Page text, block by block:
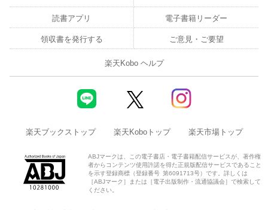
読書アプリ 電子書籍リーダー
領収書を発行する ご意見・ご要望
楽天Kobo ヘルプ
楽天ブックストップ 楽天Koboトップ 楽天市場トップ
ABJマークは、この電子書店・電子書籍配信サービスが、著作権
者からコンテンツ使用許諾を得た正規版配信サービスであること
を示す登録商標（登録番号 第6091713号）です。詳しくは
［ABJマーク］または［電子出版制作・流通協議会］で検索して
ください。